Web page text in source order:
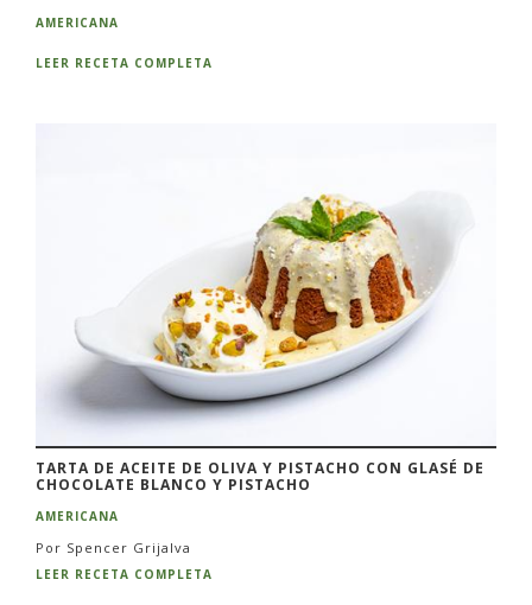
AMERICANA
LEER RECETA COMPLETA
TARTA DE ACEITE DE OLIVA Y PISTACHO CON GLASÉ DE
CHOCOLATE BLANCO Y PISTACHO
AMERICANA
Por Spencer Grijalva
LEER RECETA COMPLETA